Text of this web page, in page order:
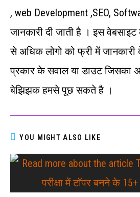
, web Development ,SEO,
जानकारी दी जाती है । इस
से अधिक लोगो को फ्री में जानकारी
प्रकार के सवाल या डाउट जिसका
बेझिझक हमसे पूछ सकते है ।
YOU MIGHT ALSO LIKE